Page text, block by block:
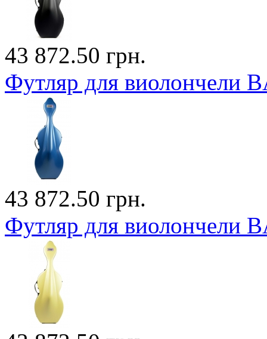
43 872.50 грн.
Футляр для виолончели
43 872.50 грн.
Футляр для виолончели